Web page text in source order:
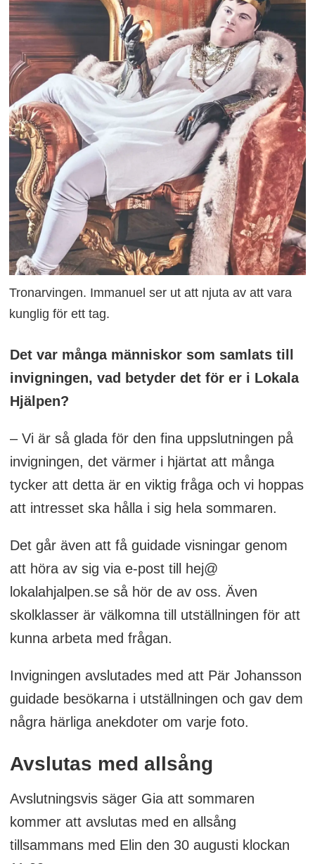
Tronarvingen. Immanuel ser ut att njuta av att vara
kunglig för ett tag.
Det var många människor som samlats till
invigningen, vad betyder det för er i Lokala
Hjälpen?
– Vi är så glada för den fina uppslutningen på
invigningen, det värmer i hjärtat att många
tycker att detta är en viktig fråga och vi hoppas
att intresset ska hålla i sig hela sommaren.
Det går även att få guidade visningar genom
att höra av sig via e-post till hej@
lokalahjalpen.se så hör de av oss. Även
skolklasser är välkomna till utställningen för att
kunna arbeta med frågan.
Invigningen avslutades med att Pär Johansson
guidade besökarna i utställningen och gav dem
några härliga anekdoter om varje foto.
Avslutas med allsång
Avslutningsvis säger Gia att sommaren
kommer att avslutas med en allsång
tillsammans med Elin den 30 augusti klockan